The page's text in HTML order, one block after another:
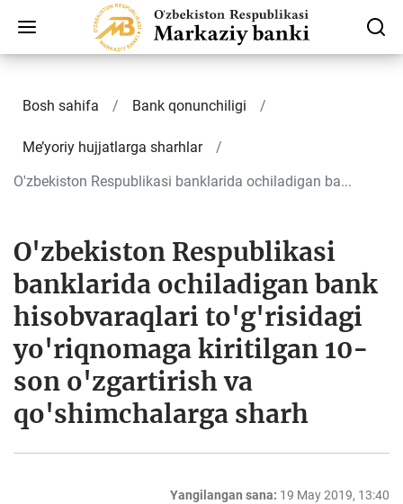
Bosh sahifa Bank qonunchiligi
Me’yoriy hujjatlarga sharhlar
O'zbekiston Respublikasi banklarida ochiladigan ba...
O'zbekiston Respublikasi
banklarida ochiladigan bank
hisobvaraqlari to'g'risidagi
yo'riqnomaga kiritilgan 10-
son o'zgartirish va
qo'shimchalarga sharh
Yangilangan sana: 19 May 2019, 13:40